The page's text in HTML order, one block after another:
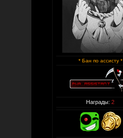
* Бан по ассисту *
Награды: 2